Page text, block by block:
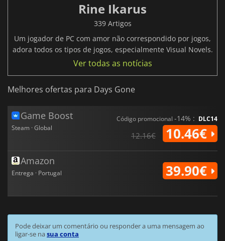
Rine Ikarus
339 Artigos
Um jogador de PC com amor não correspondido por jogos,
adora todos os tipos de jogos, especialmente Visual Novels.
Ver todas as notícias
Melhores ofertas para Days Gone
Game Boost
Steam · Global
Código promocional -14% : DLC14
12.16€ 10.46€
Amazon
Entrega · Portugal 39.90€
Pode deixar um comentário ou responder a uma mensagem ao
ligar-se nasua conta